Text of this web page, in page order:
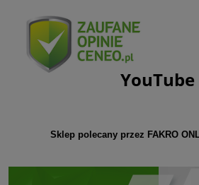
YouTube
Sklep polecany przez FAKRO